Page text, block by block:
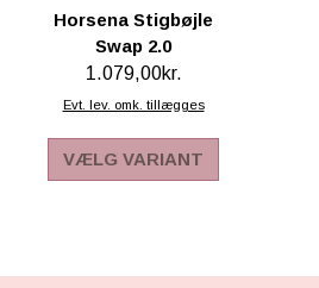
Horsena Stigbøjle
Swap 2.0
1.079,00kr.
Evt. lev. omk. tillægges
VÆLG VARIANT